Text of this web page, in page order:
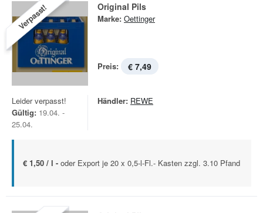
Verpasst! Original Pils
Marke: Oettinger
Preis: € 7,49
Leider verpasst!
Gültig: 19.04. -
25.04.
Händler: REWE
€ 1,50 / l - oder Export je 20 x 0,5-l-Fl.- Kasten zzgl. 3.10 Pfand